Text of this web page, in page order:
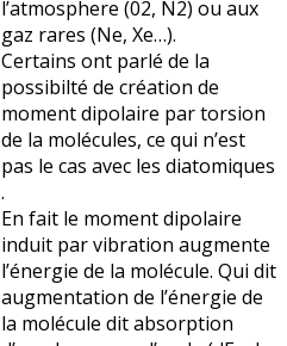
l’atmosphere (02, N2) ou aux
gaz rares (Ne, Xe…).
Certains ont parlé de la
possibilté de création de
moment dipolaire par torsion
de la molécules, ce qui n’est
pas le cas avec les diatomiques
.
En fait le moment dipolaire
induit par vibration augmente
l’énergie de la molécule. Qui dit
augmentation de l’énergie de
la molécule dit absorption